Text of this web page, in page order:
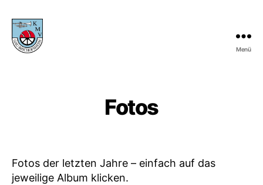
Menü
Fotos
Fotos der letzten Jahre – einfach auf das
jeweilige Album klicken.